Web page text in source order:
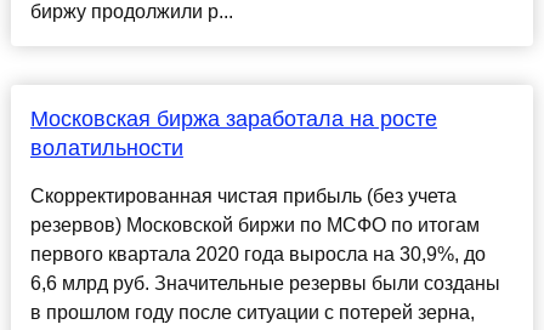
биржу продолжили р...
Московская биржа заработала на росте
волатильности
Скорректированная чистая прибыль (без учета
резервов) Московской биржи по МСФО по итогам
первого квартала 2020 года выросла на 30,9%, до
6,6 млрд руб. Значительные резервы были созданы
в прошлом году после ситуации с потерей зерна,